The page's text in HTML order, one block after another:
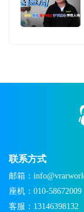
联系方式
邮箱：
座机：010-58672009
客服：13146398132